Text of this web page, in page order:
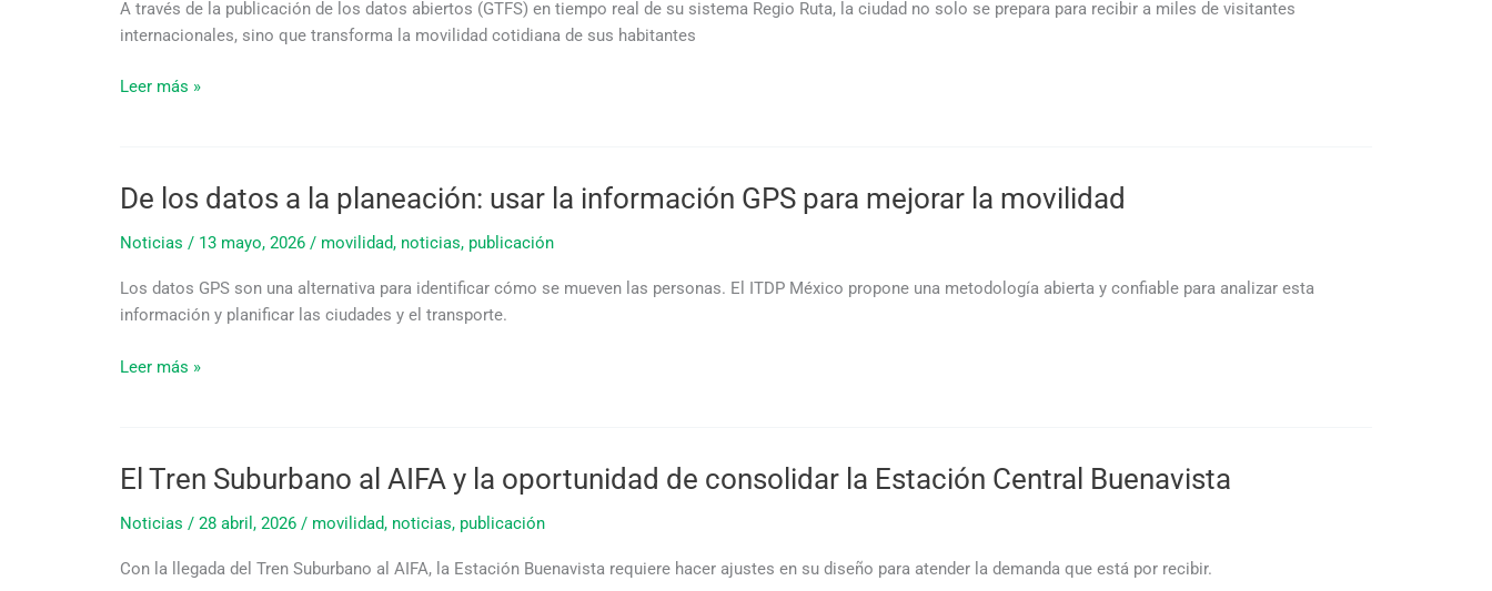
A través de la publicación de los datos abiertos (GTFS) en tiempo real de su sistema Regio Ruta, la ciudad no solo se prepara para recibir a miles de visitantes
internacionales, sino que transforma la movilidad cotidiana de sus habitantes
público
con
Leer más »
De los datos a la planeación: usar la información GPS para mejorar la movilidad
Noticias / 13 mayo, 2026 / movilidad, noticias, publicación
Los datos GPS son una alternativa para identificar cómo se mueven las personas. El ITDP México propone una metodología abierta y confiable para analizar esta
información y planificar las ciudades y el transporte.
De
datos
la
planeación:
la
mejorar
la
Leer más »
El Tren Suburbano al AIFA y la oportunidad de consolidar la Estación Central Buenavista
Noticias / 28 abril, 2026 / movilidad, noticias, publicación
Con la llegada del Tren Suburbano al AIFA, la Estación Buenavista requiere hacer ajustes en su diseño para atender la demanda que está por recibir.
El
Suburbano
AIFA